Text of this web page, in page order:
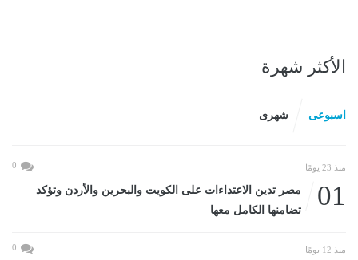
الأكثر شهرة
اسبوعى شهرى
منذ 23 يومًا 0
01
مصر تدين الاعتداءات على الكويت والبحرين والأردن وتؤكد
تضامنها الكامل معها
منذ 12 يومًا 0